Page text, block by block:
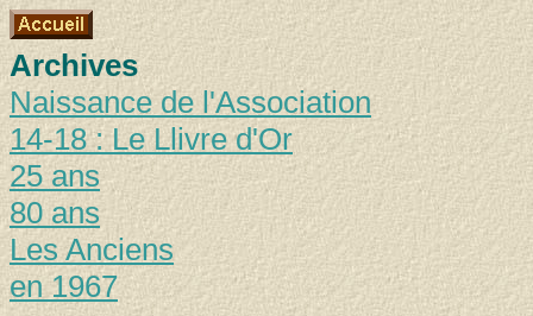
Archives
Naissance de l'Association
14-18 : Le Llivre d'Or
25 ans
80 ans
Les Anciens
en 1967